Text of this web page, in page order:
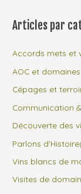
Articles par
Accords mets et
AOC et domaines
Cépages et
Communication
Découverte des
Parlons
Vins blancs de
Visites de